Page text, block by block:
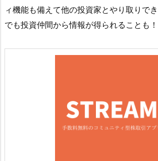
ィ機能も備えて他の投資家とやり取りで
でも投資仲間から情報が得られることも！